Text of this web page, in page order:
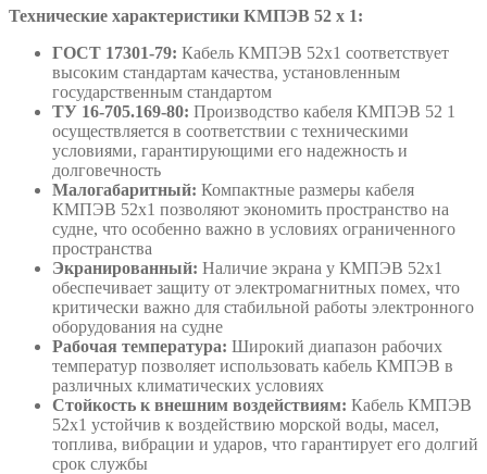
Технические характеристики КМПЭВ 52 х 1:
ГОСТ 17301-79: Кабель КМПЭВ 52х1 соответствует
высоким стандартам качества, установленным
государственным стандартом
ТУ 16-705.169-80: Производство кабеля КМПЭВ 52 1
осуществляется в соответствии с техническими
условиями, гарантирующими его надежность и
долговечность
Малогабаритный: Компактные размеры кабеля
КМПЭВ 52х1 позволяют экономить пространство на
судне, что особенно важно в условиях ограниченного
пространства
Экранированный: Наличие экрана у КМПЭВ 52х1
обеспечивает защиту от электромагнитных помех, что
критически важно для стабильной работы электронного
оборудования на судне
Рабочая температура: Широкий диапазон рабочих
температур позволяет использовать кабель КМПЭВ в
различных климатических условиях
Стойкость к внешним воздействиям: Кабель КМПЭВ
52х1 устойчив к воздействию морской воды, масел,
топлива, вибрации и ударов, что гарантирует его долгий
срок службы